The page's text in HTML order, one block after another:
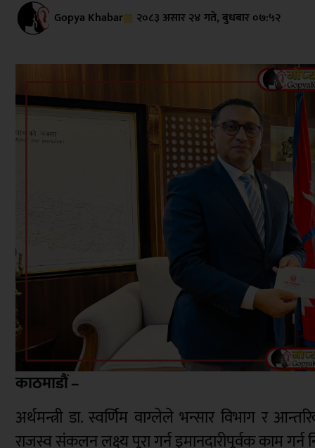
Gopya Khabar २०८३ असार २४ गते, बुधबार ०७:५२
काठमाडौं –
अर्थमन्त्री डा. स्वर्णिम वाग्लेले भन्सार विभाग र
राजस्व संकलन लक्ष्य पूरा गर्न इमानदारीपूर्वक काम